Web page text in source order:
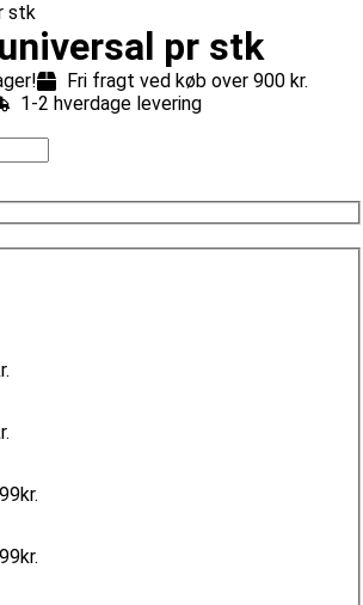
stk
pr stk
Fri fragt ved køb over 900 kr.
1-2 hverdage levering